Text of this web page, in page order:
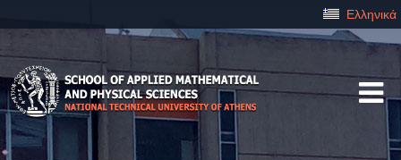
Ελληνικά